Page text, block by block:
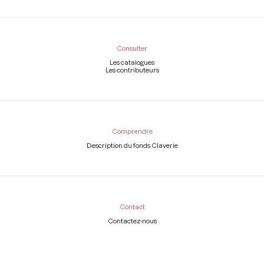
Consulter
Les catalogues
Les contributeurs
Comprendre
Description du fonds Claverie
Contact
Contactez-nous